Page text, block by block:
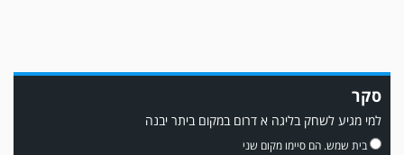
משחק אימון: שדרות גברה על מ.ס. דימונה 1-4.
סקר
למי מגיע לשחק בליגה א דרום במקום ביתר יבנה
בית שמש. הם סיימו מקום שני